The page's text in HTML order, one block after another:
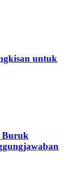
untuk
Buruk